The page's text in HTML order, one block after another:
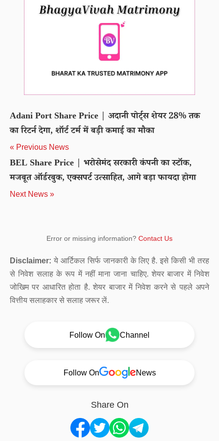
Adani Port Share Price | अदानी पोर्ट्स शेयर 28% तक
का रिटर्न देगा, शॉर्ट टर्म में बड़ी कमाई का मौका
« Previous News
BEL Share Price | भरोसेमंद सरकारी कंपनी का स्टॉक,
मजबूत ऑर्डरबुक, एक्सपर्ट उत्साहित, आगे बड़ा फायदा होगा
Next News »
Error or missing information? Contact Us
Disclaimer: ये आर्टिकल सिर्फ जानकारी के लिए है. इसे किसी भी तरह
से निवेश सलाह के रूप में नहीं माना जाना चाहिए. शेयर बाजार में निवेश
जोखिम पर आधारित होता है. शेयर बाजार में निवेश करने से पहले अपने
वित्तीय सलाहकार से सलाह जरूर लें.
Follow On Channel
Follow On News
Share On